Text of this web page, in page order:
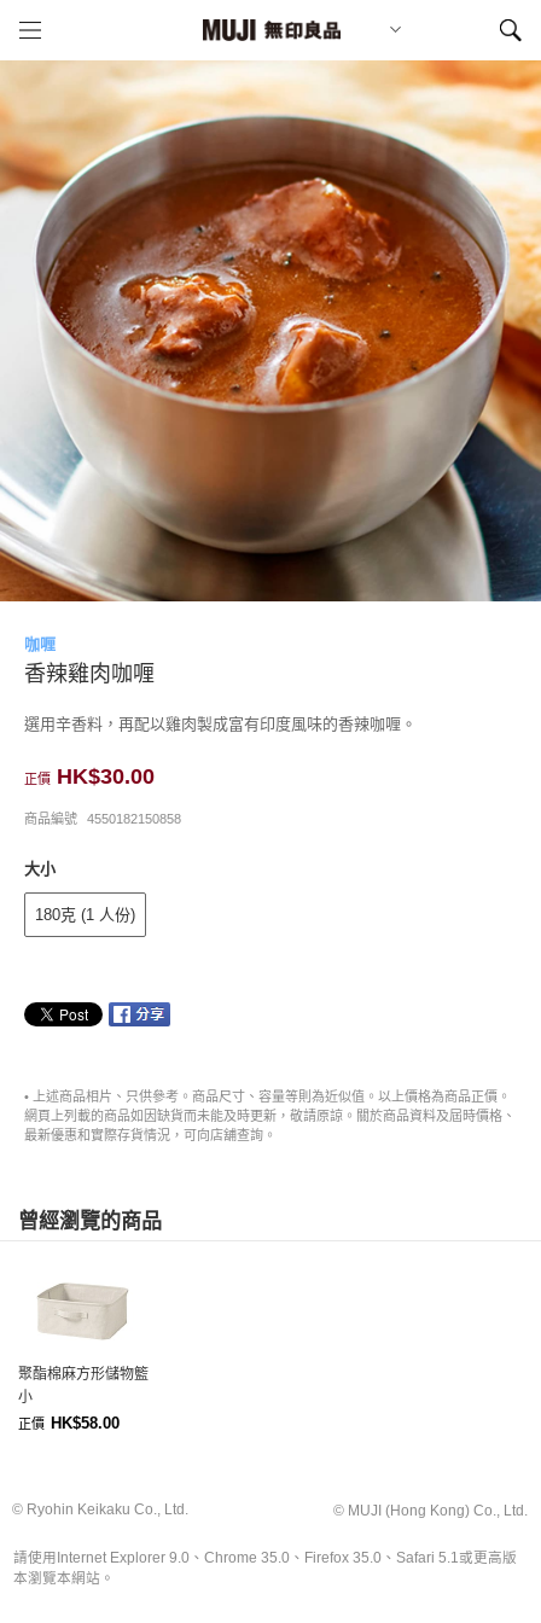
咖喱
香辣雞肉咖喱
選用辛香料，再配以雞肉製成富有印度風味的香辣咖喱。
正價 HK$30.00
商品編號 4550182150858
大小
180克 (1 人份)
• 上述商品相片、只供參考。商品尺寸、容量等則為近似值。以上價格為商品正價。
網頁上列載的商品如因缺貨而未能及時更新，敬請原諒。關於商品資料及屆時價格、
最新優惠和實際存貨情況，可向店舖查詢。
曾經瀏覽的商品
聚酯棉麻方形儲物籃
小
正價 HK$58.00
© Ryohin Keikaku Co., Ltd. © MUJI (Hong Kong) Co., Ltd.
請使用Internet Explorer 9.0、Chrome 35.0、Firefox 35.0、Safari 5.1或更高版
本瀏覽本網站。